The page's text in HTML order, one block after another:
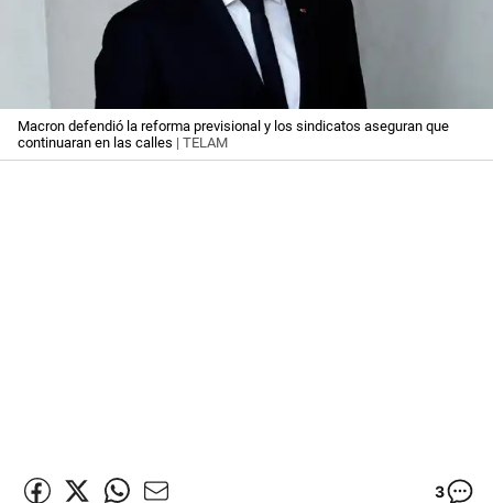
Macron defendió la reforma previsional y los sindicatos aseguran que
continuaran en las calles | TELAM
3